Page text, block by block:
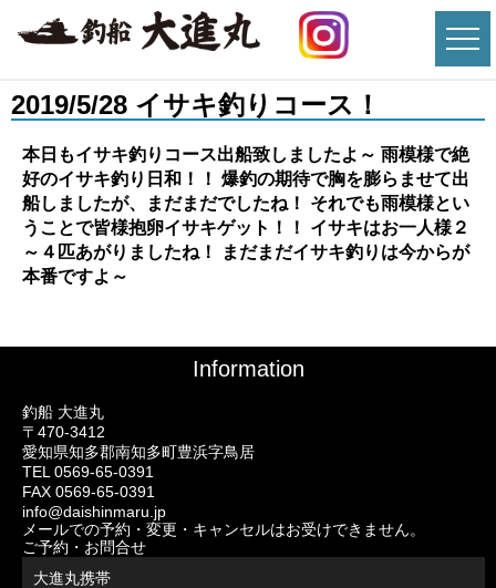
2019/5/28 イサキ釣りコース！
本日もイサキ釣りコース出船致しましたよ～ 雨模様で絶
好のイサキ釣り日和！！ 爆釣の期待で胸を膨らませて出
船しましたが、まだまだでしたね！ それでも雨模様とい
うことで皆様抱卵イサキゲット！！ イサキはお一人様２
～４匹あがりましたね！ まだまだイサキ釣りは今からが
本番ですよ～
Information
釣船 大進丸
〒470-3412
愛知県知多郡南知多町豊浜字鳥居
TEL 0569-65-0391
FAX 0569-65-0391
info@daishinmaru.jp
メールでの予約・変更・キャンセルはお受けできません。
ご予約・お問合せ
大進丸携帯